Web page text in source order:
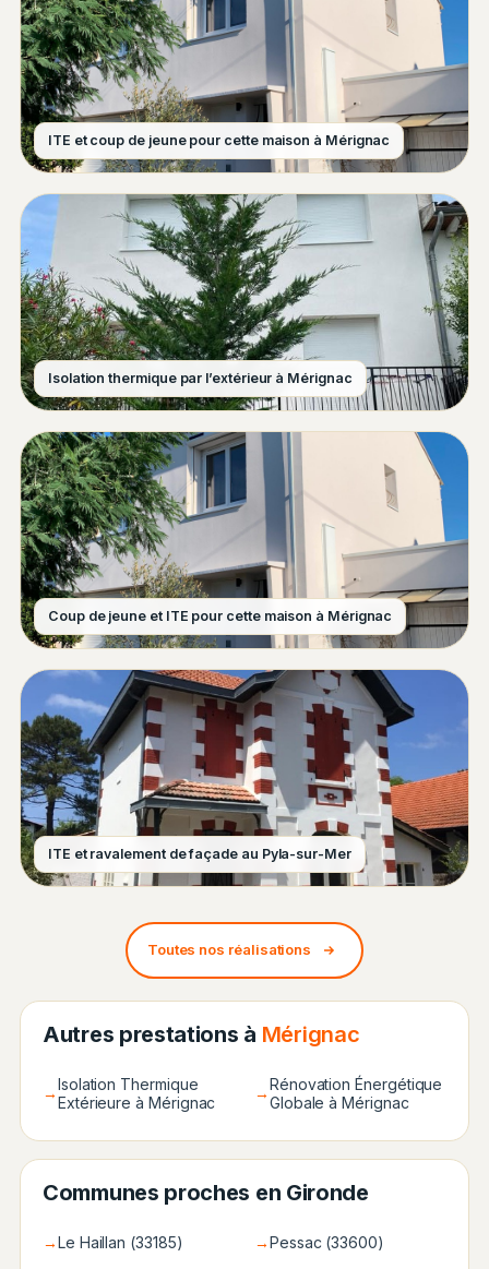
ITE et coup de jeune pour cette maison à Mérignac
Isolation thermique par l’extérieur à Mérignac
Coup de jeune et ITE pour cette maison à Mérignac
ITE et ravalement de façade au Pyla-sur-Mer
Toutes nos réalisations
Autres prestations à Mérignac
→Isolation Thermique
Extérieure à Mérignac
→Rénovation Énergétique
Globale à Mérignac
Communes proches en Gironde
→Le Haillan (33185) →Pessac (33600)